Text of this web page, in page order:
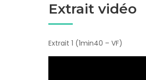
Extrait vidéo
Extrait 1 (1min40 – VF)